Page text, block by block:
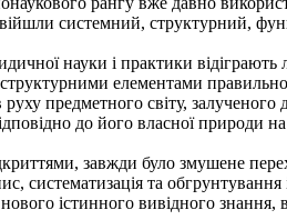
системний, структурний,
науки і практики відіграють
елементами
предметного світу, залученого
до його власної природи на
завжди було змушене
систематизація та обгрунтування
істинного вивідного знання,